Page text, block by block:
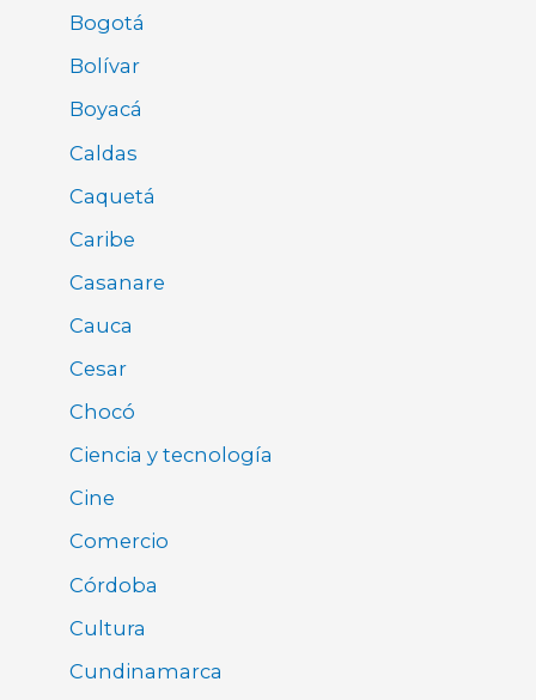
Bogotá
Bolívar
Boyacá
Caldas
Caquetá
Caribe
Casanare
Cauca
Cesar
Chocó
Ciencia y tecnología
Cine
Comercio
Córdoba
Cultura
Cundinamarca